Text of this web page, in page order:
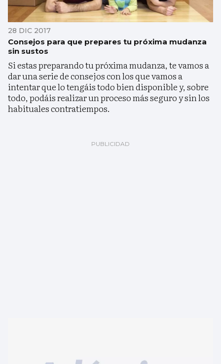
28 DIC 2017
Consejos para que prepares tu próxima mudanza
sin sustos
Si estas preparando tu próxima mudanza, te vamos a
dar una serie de consejos con los que vamos a
intentar que lo tengáis todo bien disponible y, sobre
todo, podáis realizar un proceso más seguro y sin los
habituales contratiempos.